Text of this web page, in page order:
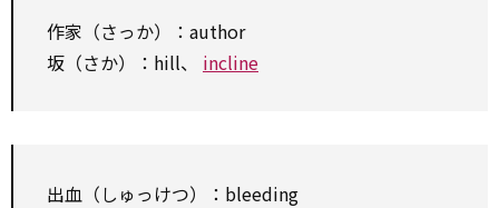
作家（さっか）：author
坂（さか）：hill、 incline
出血（しゅっけつ）：bleeding